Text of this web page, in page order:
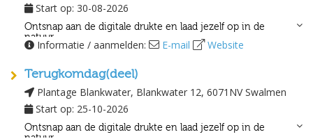
Start op: 30-08-2026
Ontsnap aan de digitale drukte en laad jezelf op in de
natuur
Stiltewandelingen in Limburg
Ontdek het wonder van het gewoon lopen, niet als middel om ergens
te komen maar om in contact te komen met de volheid van het leven.
Stap voor stap, met gemak over de zandpaden, tussen de bomen.
Heuveltjes op en omlaag. Soms de hemel boven je hoofd.
Informatie / aanmelden: E-mail Website
Terugkomdag(deel)
Plantage Blankwater, Blankwater 12, 6071NV Swalmen
Start op: 25-10-2026
Ontsnap aan de digitale drukte en laad jezelf op in de